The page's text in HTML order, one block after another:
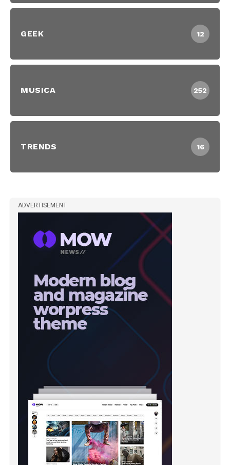
GEEK 12
MUSICA 252
TRENDS 16
ADVERTISEMENT